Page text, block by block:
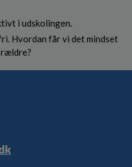
i udskolingen.
Hvordan får vi det mindset